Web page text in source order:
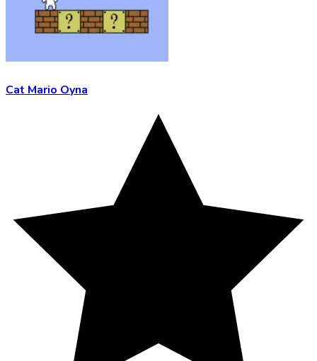
Cat Mario Oyna